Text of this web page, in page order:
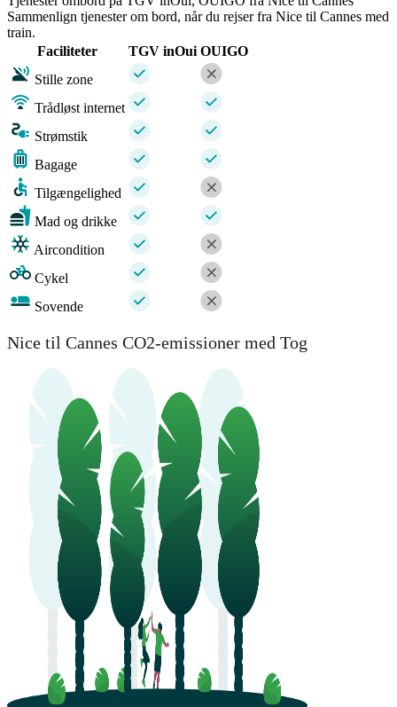
Sammenlign tjenester om bord, når du rejser fra Nice til Cannes med
train.
Faciliteter
TGV inOui OUIGO
Stille zone
Trådløst internet
Strømstik
Bagage
Tilgængelighed
Mad og drikke
Aircondition
Cykel
Sovende
Nice til Cannes CO2-emissioner med Tog